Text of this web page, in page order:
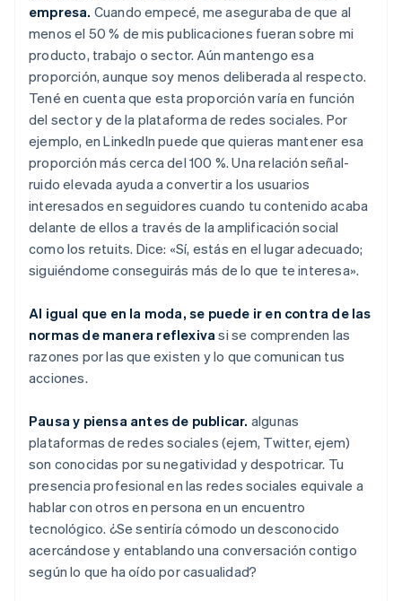
empresa. Cuando empecé, me aseguraba de que al
menos el 50 % de mis publicaciones fueran sobre mi
producto, trabajo o sector. Aún mantengo esa
proporción, aunque soy menos deliberada al respecto.
Tené en cuenta que esta proporción varía en función
del sector y de la plataforma de redes sociales. Por
ejemplo, en LinkedIn puede que quieras mantener esa
proporción más cerca del 100 %. Una relación señal-
ruido elevada ayuda a convertir a los usuarios
interesados en seguidores cuando tu contenido acaba
delante de ellos a través de la amplificación social
como los retuits. Dice: «Sí, estás en el lugar adecuado;
siguiéndome conseguirás más de lo que te interesa».
Al igual que en la moda, se puede ir en contra de las
normas de manera reflexiva si se comprenden las
razones por las que existen y lo que comunican tus
acciones.
Pausa y piensa antes de publicar. algunas
plataformas de redes sociales (ejem, Twitter, ejem)
son conocidas por su negatividad y despotricar. Tu
presencia profesional en las redes sociales equivale a
hablar con otros en persona en un encuentro
tecnológico. ¿Se sentiría cómodo un desconocido
acercándose y entablando una conversación contigo
según lo que ha oído por casualidad?